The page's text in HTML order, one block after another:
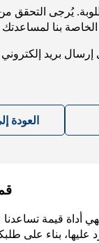
يُرجى التحقق
بريد إلكتروني
العودة
أداة قيمة